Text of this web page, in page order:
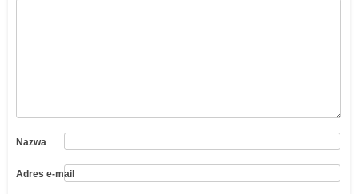
Nazwa
Adres e-mail